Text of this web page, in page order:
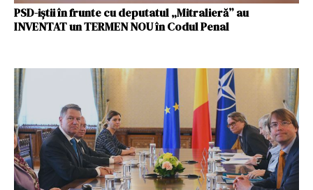
PSD-iștii în frunte cu deputatul „Mitralieră” au
INVENTAT un TERMEN NOU în Codul Penal